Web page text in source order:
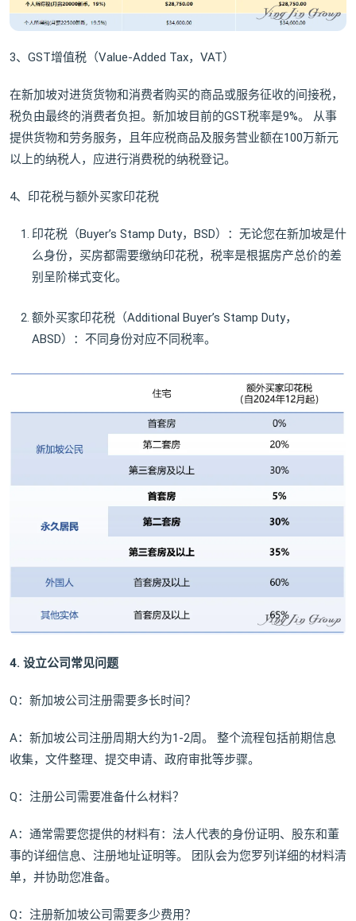
3、GST增值税（Value-Added Tax，VAT）
在新加坡对进货货物和消费者购买的商品或服务征收的间接税，
税负由最终的消费者负担。新加坡目前的GST税率是9%。 从事
提供货物和劳务服务，且年应税商品及服务营业额在100万新元
以上的纳税人，应进行消费税的纳税登记。
4、印花税与额外买家印花税
印花税（Buyer’s Stamp Duty，BSD）：无论您在新加坡是什
么身份，买房都需要缴纳印花税，税率是根据房产总价的差
别呈阶梯式变化。
额外买家印花税（Additional Buyer’s Stamp Duty，
ABSD）：不同身份对应不同税率。
4. 设立公司常见问题
Q：新加坡公司注册需要多长时间？
A：新加坡公司注册周期大约为1-2周。 整个流程包括前期信息
收集，文件整理、提交申请、政府审批等步骤。
Q：注册公司需要准备什么材料？
A：通常需要您提供的材料有：法人代表的身份证明、股东和董
事的详细信息、注册地址证明等。 团队会为您罗列详细的材料清
单，并协助您准备。
Q：注册新加坡公司需要多少费用？